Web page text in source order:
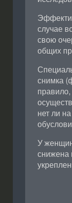
случае
свою
общих
снимка
нет ли
У
снижена